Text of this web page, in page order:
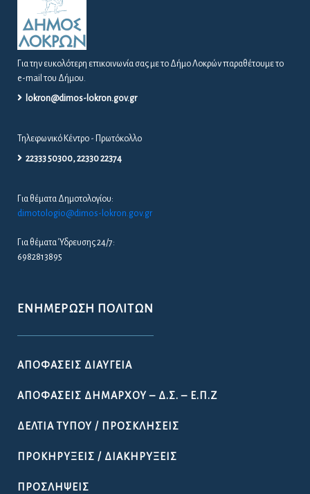
Για την ευκολότερη επικοινωνία σας με το Δήμο Λοκρών παραθέτουμε το
e-mail του Δήμου.
lokron@dimos-lokron.gov.gr
Τηλεφωνικό Κέντρο - Πρωτόκολλο
22333 50300, 22330 22374
Για θέματα Δημοτολογίου:
dimotologio@dimos-lokron.gov.gr
Για θέματα Ύδρευσης 24/7:
6982813895
ΕΝΗΜΈΡΩΣΗ ΠΟΛΙΤΏΝ
ΑΠΟΦΆΣΕΙΣ ΔΙΑΎΓΕΙΑ
ΑΠΟΦΆΣΕΙΣ ΔΗΜΆΡΧΟΥ – Δ.Σ. – Ε.Π.Ζ
ΔΕΛΤΊΑ ΤΎΠΟΥ / ΠΡΟΣΚΛΉΣΕΙΣ
ΠΡΟΚΗΡΎΞΕΙΣ / ΔΙΑΚΗΡΎΞΕΙΣ
ΠΡΟΣΛΉΨΕΙΣ